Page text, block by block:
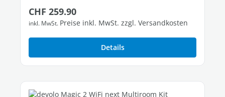
Regulärer Preis:
CHF 259.90
inkl. MwSt. Preise inkl. MwSt. zzgl. Versandkosten
Details